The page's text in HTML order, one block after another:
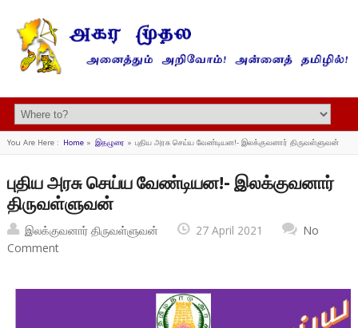
You Are Here : Home» இதழுரை » புதிய அரசு செய்ய வேண்டியன!- இலக்குவனார் திருவள்ளுவன்
புதிய அரசு செய்ய வேண்டியன!- இலக்குவனார்
திருவள்ளுவன்
இலக்குவனார் திருவள்ளுவன் 27 April 2021
No
Comment